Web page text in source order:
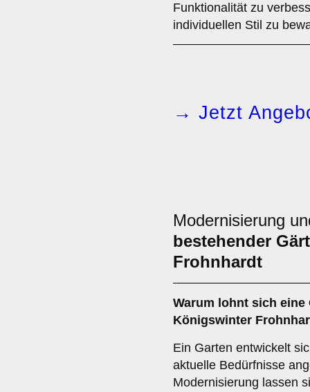
Funktionalität zu
individuellen Stil zu
→ Jetzt
Modernisierung
bestehender
Frohnhardt
Warum lohnt sich
Königswinter
Ein Garten entwickelt
aktuelle Bedürfnisse
Modernisierung lassen